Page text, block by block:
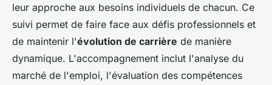
leur approche aux besoins individuels de chacun. Ce
suivi permet de faire face aux défis professionnels et
de maintenir l'évolution de carrière de manière
dynamique. L'accompagnement inclut l'analyse du
marché de l'emploi, l'évaluation des compétences